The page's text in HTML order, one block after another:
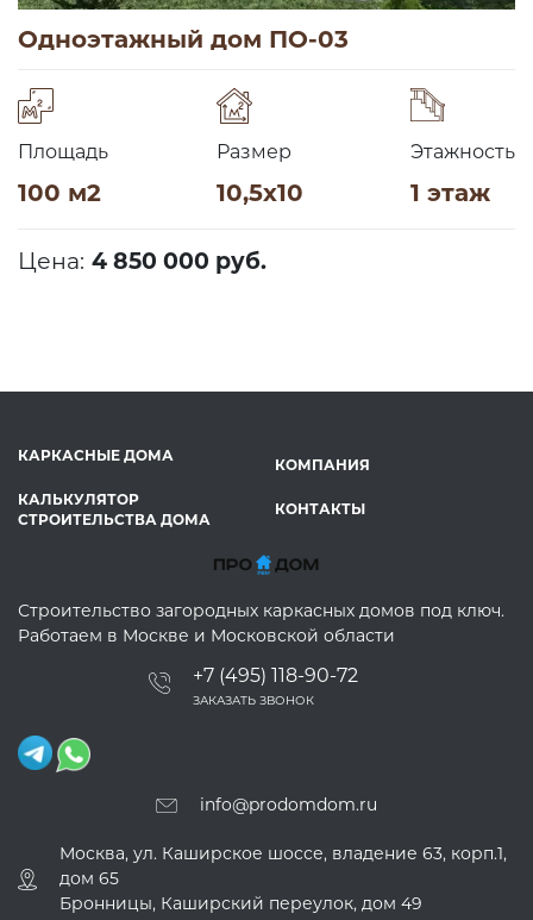
Одноэтажный дом ПО-03
Площадь
100 м2
Размер
10,5х10
Этажность
1 этаж
Цена: 4 850 000 руб.
КАРКАСНЫЕ ДОМА
КАЛЬКУЛЯТОР
СТРОИТЕЛЬСТВА ДОМА
КОМПАНИЯ
КОНТАКТЫ
Строительство загородных каркасных домов под ключ.
Работаем в Москве и Московской области
+7 (495) 118-90-72
ЗАКАЗАТЬ ЗВОНОК
info@prodomdom.ru
Москва, ул. Каширское шоссе, владение 63, корп.1,
дом 65
Бронницы, Каширский переулок, дом 49